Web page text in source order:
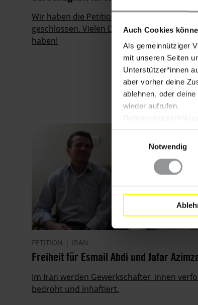
Auch Cookies
Als gemeinnütziger
mit unseren Seiten
Unterstützer*innen
aber vorher deine
ablehnen, oder
wieder aufrufen.
Notwendig
Wir haben die Petition am 30. September
geschlossen. Vielen Dank an alle, die
haben!
PETITION IRAN
Freiheit für Esmail Abdi und Jafar
Im Iran werden Gewerkschafter_innen
bedroht und inhaftiert.